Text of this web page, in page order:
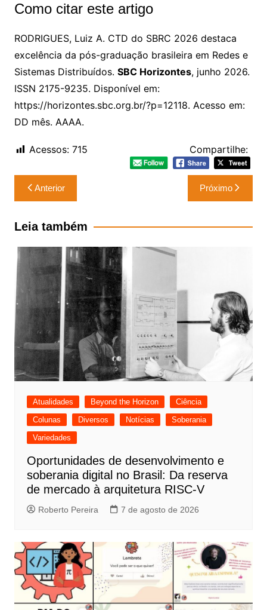
Como citar este artigo
RODRIGUES, Luiz A. CTD do SBRC 2026 destaca
excelência da pós-graduação brasileira em Redes e
Sistemas Distribuídos. SBC Horizontes, junho 2026.
ISSN 2175-9235. Disponível em:
https://horizontes.sbc.org.br/?p=12118. Acesso em:
DD mês. AAAA.
Compartilhe:
Acessos: 715
Navegação
de
Post
Anterior Próximo
Leia também
Atualidades Beyond the Horizon
Ciência
Colunas
Diversos Notícias
Soberania
Variedades
Oportunidades de desenvolvimento e
soberania digital no Brasil: Da reserva
de mercado à arquitetura RISC-V
Roberto Pereira 7 de agosto de 2026